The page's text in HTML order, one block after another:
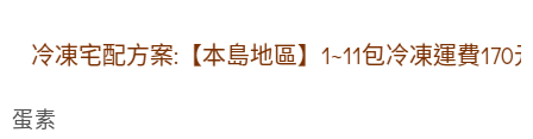
凍宅配方案:【本島地區】1~11包冷凍運費170元
蛋素